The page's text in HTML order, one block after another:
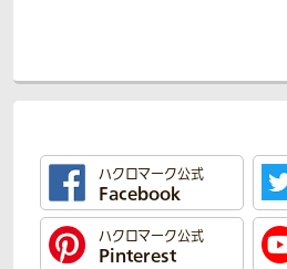
ハクロマーク公式
Facebook
ハクロマーク公式
Pinterest